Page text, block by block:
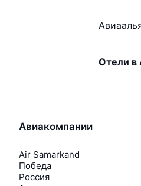
Отели в
Авиакомпании
Air Samarkand
Победа
Россия